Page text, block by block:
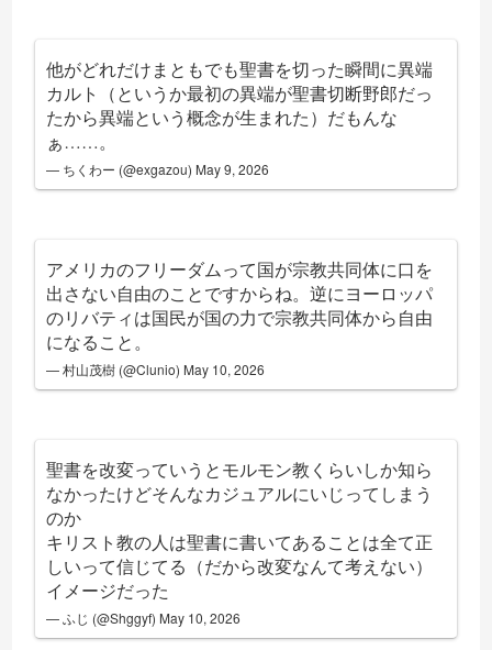
他がどれだけまともでも聖書を切った瞬間に異端
カルト（というか最初の異端が聖書切断野郎だっ
たから異端という概念が生まれた）だもんな
ぁ……。
— ちくわー (@exgazou) May 9, 2026
アメリカのフリーダムって国が宗教共同体に口を
出さない自由のことですからね。逆にヨーロッパ
のリバティは国民が国の力で宗教共同体から自由
になること。
— 村山茂樹 (@Clunio) May 10, 2026
聖書を改変っていうとモルモン教くらいしか知ら
なかったけどそんなカジュアルにいじってしまう
のか
キリスト教の人は聖書に書いてあることは全て正
しいって信じてる（だから改変なんて考えない）
イメージだった
— ふじ (@Shggyf) May 10, 2026